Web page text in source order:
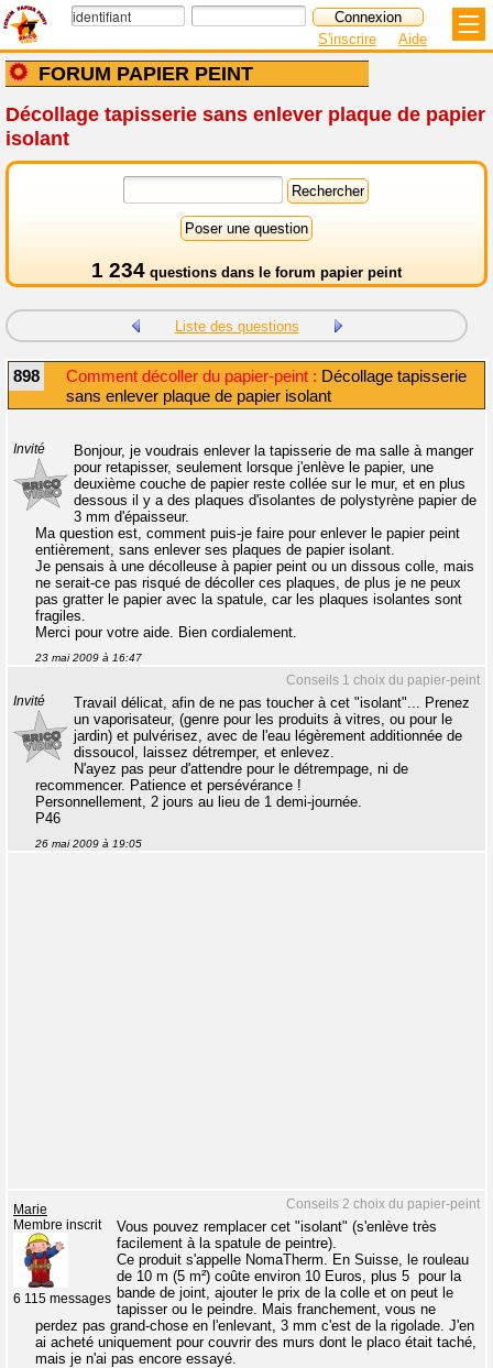
FORUM PAPIER PEINT
S'inscrire Aide
Décollage tapisserie sans enlever plaque de papier
isolant
1 234 questions dans le forum papier peint
Liste des questions
898 Comment décoller du papier-peint : Décollage tapisserie
sans enlever plaque de papier isolant
Invité
Bonjour, je voudrais enlever la tapisserie de ma salle à manger
pour retapisser, seulement lorsque j'enlève le papier, une
deuxième couche de papier reste collée sur le mur, et en plus
dessous il y a des plaques d'isolantes de polystyrène papier de
3 mm d'épaisseur.
Ma question est, comment puis-je faire pour enlever le papier peint
entièrement, sans enlever ses plaques de papier isolant.
Je pensais à une décolleuse à papier peint ou un dissous colle, mais
ne serait-ce pas risqué de décoller ces plaques, de plus je ne peux
pas gratter le papier avec la spatule, car les plaques isolantes sont
fragiles.
Merci pour votre aide. Bien cordialement.
23 mai 2009 à 16:47
Conseils 1 choix du papier-peint
Invité
Travail délicat, afin de ne pas toucher à cet "isolant"... Prenez
un vaporisateur, (genre pour les produits à vitres, ou pour le
jardin) et pulvérisez, avec de l'eau légèrement additionnée de
dissoucol, laissez détremper, et enlevez.
N'ayez pas peur d'attendre pour le détrempage, ni de
recommencer. Patience et persévérance !
Personnellement, 2 jours au lieu de 1 demi-journée.
P46
26 mai 2009 à 19:05
Conseils 2 choix du papier-peint
Marie
Membre inscrit
6 115 messages
Vous pouvez remplacer cet "isolant" (s'enlève très
facilement à la spatule de peintre).
Ce produit s'appelle NomaTherm. En Suisse, le rouleau
de 10 m (5 m²) coûte environ 10 Euros, plus 5  pour la
bande de joint, ajouter le prix de la colle et on peut le
tapisser ou le peindre. Mais franchement, vous ne
perdez pas grand-chose en l'enlevant, 3 mm c'est de la rigolade. J'en
ai acheté uniquement pour couvrir des murs dont le placo était taché,
mais je n'ai pas encore essayé.